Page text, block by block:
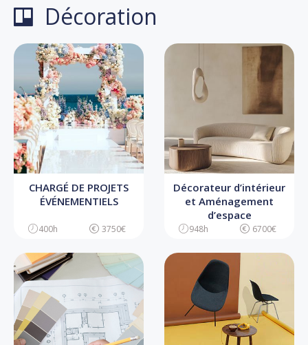
Décoration
CHARGÉ DE PROJETS
ÉVÉNEMENTIELS
400h 3750€
Décorateur d’intérieur
et Aménagement
d’espace
948h 6700€